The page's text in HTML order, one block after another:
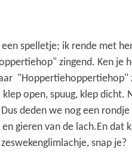
spelletje; ik rende met
zingend. Ken je
"Hoppertiehoppertiehop"
open, spuug, klep
deden we nog een
gieren van de lach.En
snap je?